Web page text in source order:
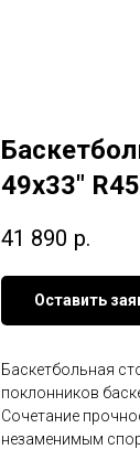
49x33"
41 890 р.
Оставить
Баскетбольная
поклонников
Сочетание
незаменимым